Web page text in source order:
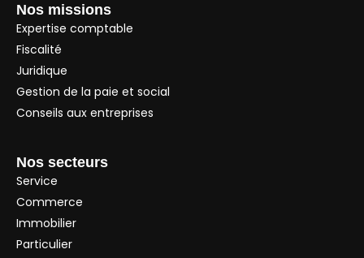
Nos missions
Expertise comptable
Fiscalité
Juridique
Gestion de la paie et social
Conseils aux entreprises
Nos secteurs
Service
Commerce
Immobilier
Particulier